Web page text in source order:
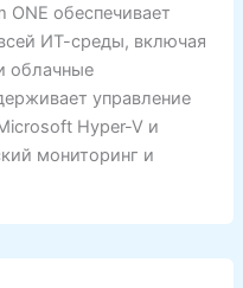
ONE обеспечивает
ИТ-среды, включая
облачные
управление
Hyper-V и
мониторинг и